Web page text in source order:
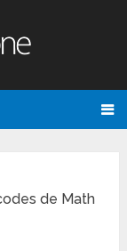
de Math